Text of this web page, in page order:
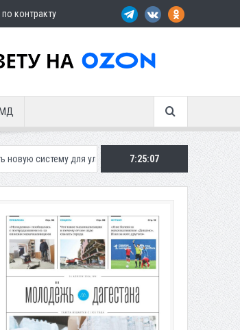
контракту
МД
для улучшения ситуации с парковками
7:25:08